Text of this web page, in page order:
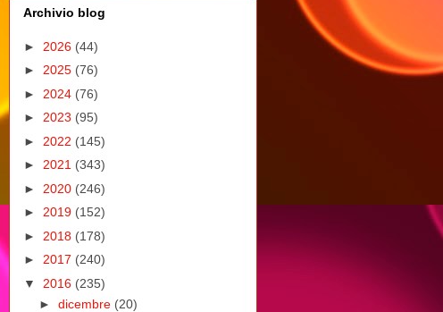
Archivio blog
► 2026 (44)
► 2025 (76)
► 2024 (76)
► 2023 (95)
► 2022 (145)
► 2021 (343)
► 2020 (246)
► 2019 (152)
► 2018 (178)
► 2017 (240)
▼ 2016 (235)
► dicembre (20)